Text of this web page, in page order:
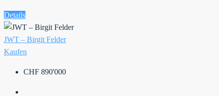
Details
JWT – Birgit Felder
Kaufen
CHF 890'000